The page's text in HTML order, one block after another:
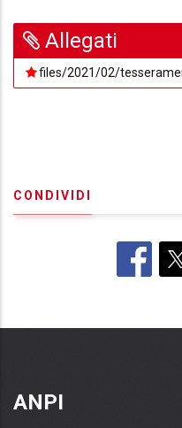
Allegati
files/2021/02/
CONDIVIDI
ANPI